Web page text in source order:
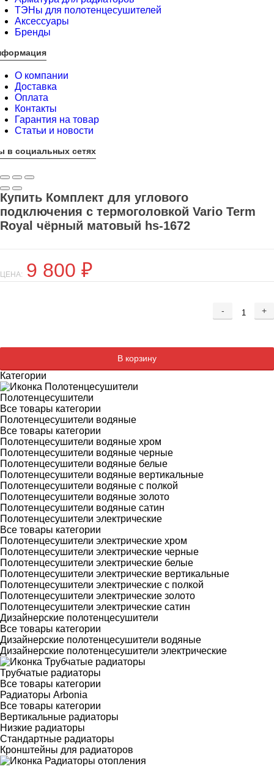
ТЭНы для полотенцесушителей
Аксессуары
Бренды
О компании
Доставка
Оплата
Контакты
Гарантия на товар
Статьи и новости
в социальных сетях
Купить Комплект для углового
подключения с термоголовкой Vario Term
Royal чёрный матовый hs-1672
ЦЕНА: 9 800 ₽
- +
В корзину
Категории
Полотенцесушители
Все товары категории
Полотенцесушители водяные
Все товары категории
Полотенцесушители водяные хром
Полотенцесушители водяные черные
Полотенцесушители водяные белые
Полотенцесушители водяные вертикальные
Полотенцесушители водяные с полкой
Полотенцесушители водяные золото
Полотенцесушители водяные сатин
Полотенцесушители электрические
Все товары категории
Полотенцесушители электрические хром
Полотенцесушители электрические черные
Полотенцесушители электрические белые
Полотенцесушители электрические вертикальные
Полотенцесушители электрические с полкой
Полотенцесушители электрические золото
Полотенцесушители электрические сатин
Дизайнерские полотенцесушители
Все товары категории
Дизайнерские полотенцесушители водяные
Дизайнерские полотенцесушители электрические
Трубчатые радиаторы
Все товары категории
Радиаторы Arbonia
Все товары категории
Вертикальные радиаторы
Низкие радиаторы
Стандартные радиаторы
Кронштейны для радиаторов